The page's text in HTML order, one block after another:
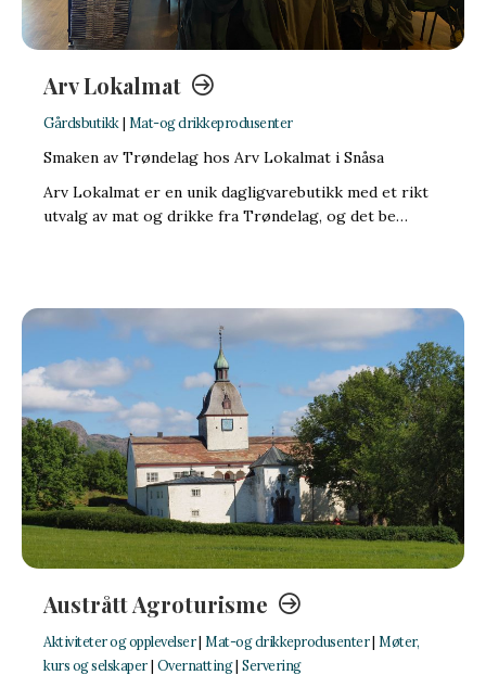
Arv Lokalmat
Gårdsbutikk| Mat-og drikkeprodusenter
Smaken av Trøndelag hos Arv Lokalmat i Snåsa
Arv Lokalmat er en unik dagligvarebutikk med et rikt
utvalg av mat og drikke fra Trøndelag, og det be…
Austrått Agroturisme
Aktiviteter og opplevelser| Mat-og drikkeprodusenter| Møter,
kurs og selskaper| Overnatting| Servering